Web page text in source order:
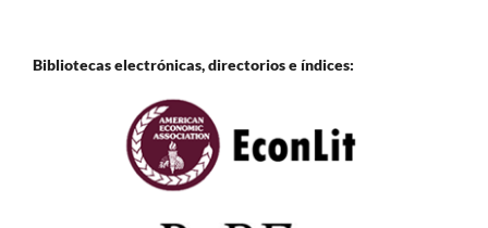
Bibliotecas electrónicas, directorios e índices: